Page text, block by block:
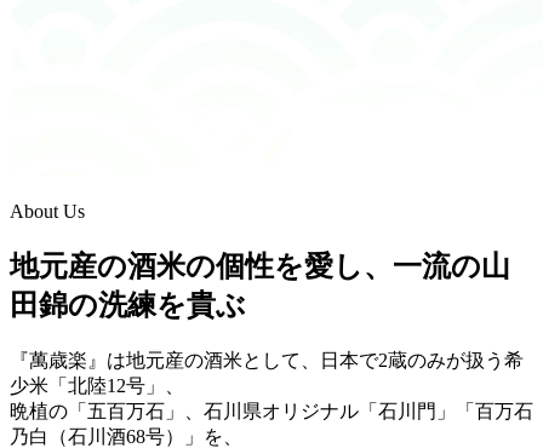
About Us
地元産の酒米の個性を愛し、一流の山
田錦の洗練を貴ぶ
『萬歳楽』は地元産の酒米として、日本で2蔵のみが扱う希
少米「北陸12号」、
晩植の「五百万石」、石川県オリジナル「石川門」「百万石
乃白（石川酒68号）」を、